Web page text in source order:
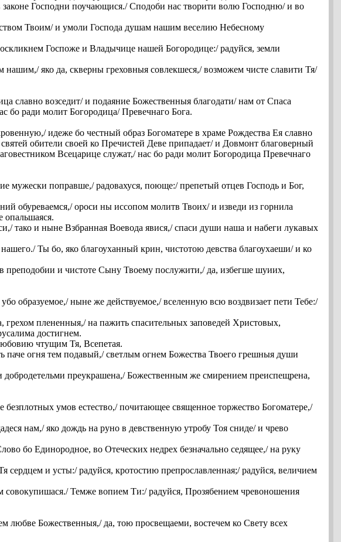
законе Господни поучающися./ Сподоби нас творити волю Господню/ и во
Твоим/ и умоли Господа душам нашим веселию Небесному
Госпоже и Владычице нашей Богородице:/ радуйся, земли
яко да, скверны греховныя совлекшеся,/ возможем чисте славити Тя/
славно возседит/ и подаяние Божественныя благодати/ нам от Спаса
бо ради молит Богородица/ Превечнаго Бога.
идеже бо честный образ Богоматере в храме Рождества Ея славно
обители своей ко Пречистей Деве припадает/ и Довмонт благоверный
Всецарице служат,/ нас бо ради молит Богородица Превечнаго
мужески поправше,/ радовахуся, поюще:/ препетый отцев Господь и Бог,
обуреваемся,/ ороси ны иссопом молитв Твоих/ и изведи из горнила
опальшаяся.
тако и ныне Взбранная Воевода явися,/ спаси души наша и набеги лукавых
Ты бо, яко благоуханный крин, чистотою девства благоухаеши/ и ко
и чистоте Сыну Твоему послужити,/ да, избегше шуиих,
образуемое,/ ныне же действуемое,/ вселенную всю воздвизает пети Тебе:/
плененныя,/ на пажить спасительных заповедей Христовых,
достигнем.
чтущим Тя, Всепетая.
огня тем подавый,/ светлым огнем Божества Твоего грешныя души
преукрашена,/ Божественным же смирением преиспещрена,
умов естество,/ почитающее священное торжество Богоматере,/
нам,/ яко дождь на руно в девственную утробу Тоя сниде/ и чрево
бо Единородное, во Отеческих недрех безначально седящее,/ на руку
и усты:/ радуйся, кротостию препрославленная;/ радуйся, величием
Темже вопием Ти:/ радуйся, Прозябением чревоношения
любве Божественныя,/ да, тою просвещаеми, востечем ко Свету всех